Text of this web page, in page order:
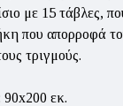
με 15 τάβλες,
που απορροφά
τριγμούς.
90x200 εκ.